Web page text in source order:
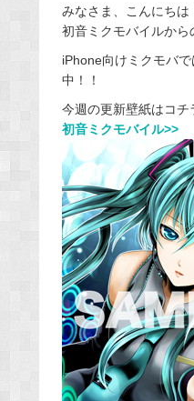
c
e
b
o
k
みなさま、こんにちは
初音ミクモバイルから
iPhone向けミクモバ
中！！
今週の更新壁紙はコチ
初音ミクモバイル>>